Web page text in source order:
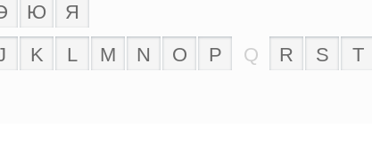
Ю
Я
K L M N O P Q R S
T